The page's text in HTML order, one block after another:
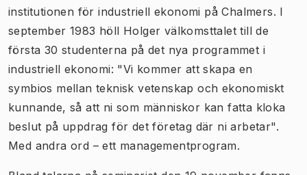
institutionen för industriell ekonomi på Chalmers. I
september 1983 höll Holger välkomsttalet till de
första 30 studenterna på det nya programmet i
industriell ekonomi: "Vi kommer att skapa en
symbios mellan teknisk vetenskap och ekonomiskt
kunnande, så att ni som människor kan fatta kloka
beslut på uppdrag för det företag där ni arbetar".
Med andra ord – ett managementprogram.